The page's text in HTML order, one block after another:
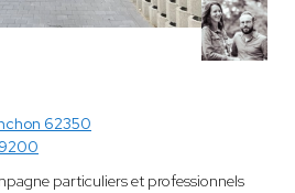
62350
particuliers et professionnels